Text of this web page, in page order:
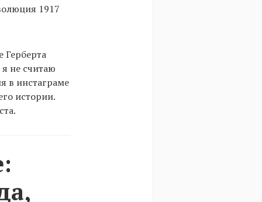
1917
Герберта
не считаю
в инстаграме
истории.